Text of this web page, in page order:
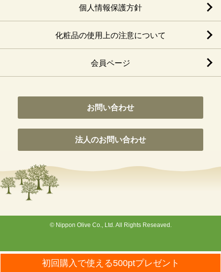
初回購入で使える500ptプレゼント
個人情報保護方針
化粧品の使用上の注意について
会員ページ
お問い合わせ
法人のお問い合わせ
© Nippon Olive Co., Ltd. All Rights Reseaved.
Wordpress Social Share Pluginpowered by Ultimatelysocial